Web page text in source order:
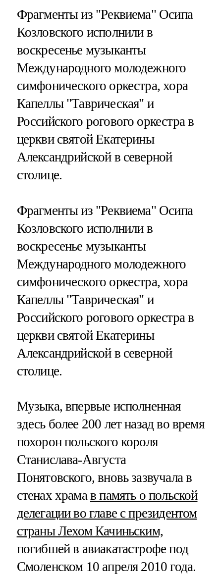
Фрагменты из "Реквиема" Осипа
Козловского исполнили в
воскресенье музыканты
Международного молодежного
симфонического оркестра, хора
Капеллы "Таврическая" и
Российского рогового оркестра в
церкви святой Екатерины
Александрийской в северной
столице.
Фрагменты из "Реквиема" Осипа
Козловского исполнили в
воскресенье музыканты
Международного молодежного
симфонического оркестра, хора
Капеллы "Таврическая" и
Российского рогового оркестра в
церкви святой Екатерины
Александрийской в северной
столице.
Музыка, впервые исполненная
здесь более 200 лет назад во время
похорон польского короля
Станислава-Августа
Понятовского, вновь зазвучала в
стенах храма в память о польской
делегации во главе с президентом
страны Лехом Качиньским,
погибшей в авиакатастрофе под
Смоленском 10 апреля 2010 года.